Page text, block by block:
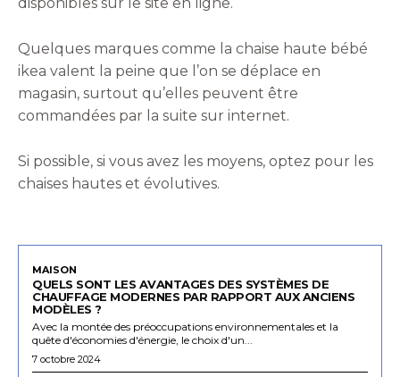
Quelques marques comme la chaise haute bébé
ikea valent la peine que l’on se déplace en
magasin, surtout qu’elles peuvent être
commandées par la suite sur internet.
Si possible, si vous avez les moyens, optez pour les
chaises hautes et évolutives.
MAISON
QUELS SONT LES AVANTAGES DES SYSTÈMES DE
CHAUFFAGE MODERNES PAR RAPPORT AUX ANCIENS
MODÈLES ?
Avec la montée des préoccupations environnementales et la
quête d'économies d'énergie, le choix d'un...
7 octobre 2024